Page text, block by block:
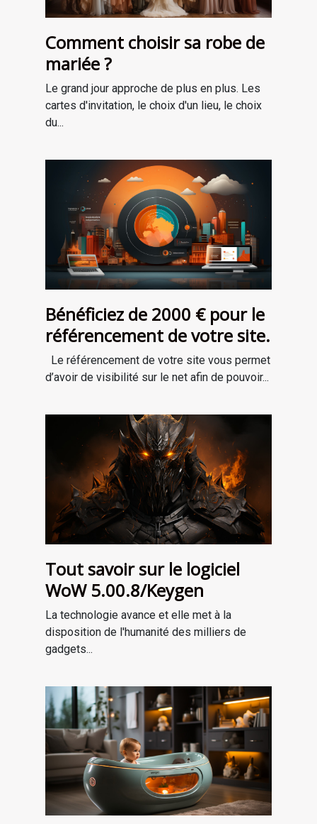
Comment choisir sa robe de
mariée ?
Le grand jour approche de plus en plus. Les
cartes d'invitation, le choix d'un lieu, le choix
du...
Bénéficiez de 2000 € pour le
référencement de votre site.
Le référencement de votre site vous permet
d’avoir de visibilité sur le net afin de pouvoir...
Tout savoir sur le logiciel
WoW 5.00.8/Keygen
La technologie avance et elle met à la
disposition de l'humanité des milliers de
gadgets...